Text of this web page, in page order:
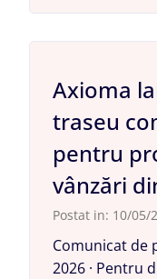
Axioma
traseu
pentru
vânzări
Postat in: 10/05/
Comunicat de
2026 · Pentru